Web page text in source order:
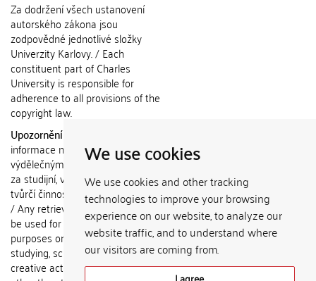
We use cookies
We use cookies and other tracking
technologies to improve your browsing
experience on our website, to analyze our
website traffic, and to understand where
our visitors are coming from.
I agree
Za dodržení všech ustanovení
autorského zákona jsou
zodpovědné jednotlivé složky
Univerzity Karlovy. / Each
constituent part of Charles
University is responsible for
adherence to all provisions of the
copyright law.
Upozornění / Notice:
informace nemohou být použity k
výdělečným účelům nebo vydávány
za studijní, vědeckou nebo jinou
tvůrčí činnost jiné osoby než autora.
/ Any retrieved information shall not
be used for any commercial
purposes or claimed as results of
studying, scientific or any other
creative activities of any person